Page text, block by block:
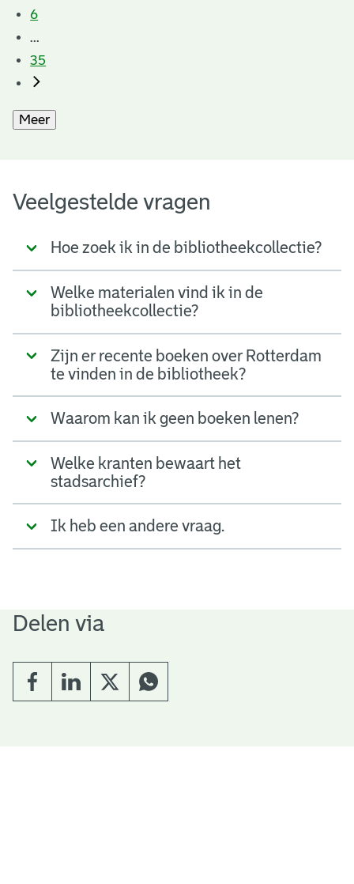
6
...
35
Meer
Veelgestelde vragen
Hoe zoek ik in de bibliotheekcollectie?
Welke materialen vind ik in de
bibliotheekcollectie?
Zijn er recente boeken over Rotterdam
te vinden in de bibliotheek?
Waarom kan ik geen boeken lenen?
Welke kranten bewaart het
stadsarchief?
Ik heb een andere vraag.
Delen via